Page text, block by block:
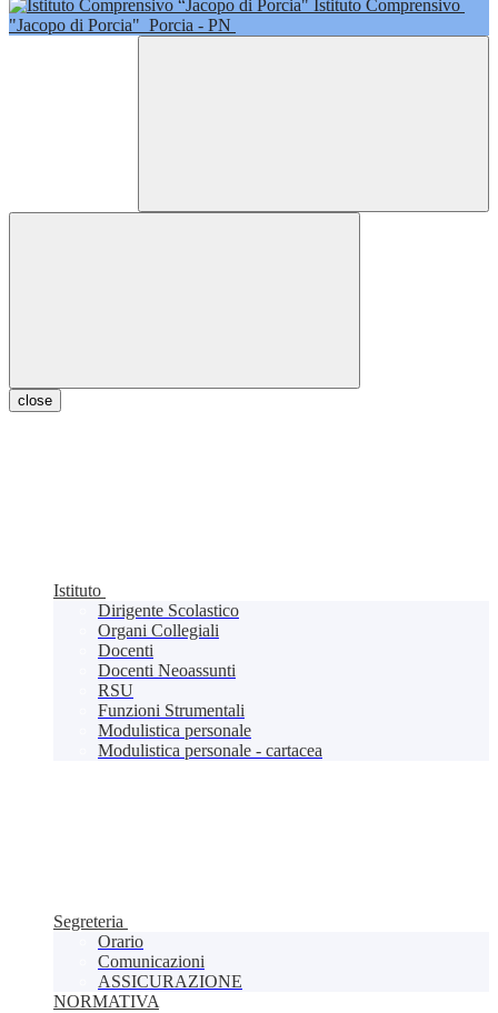
Istituto Comprensivo
"Jacopo di Porcia" Porcia - PN
close
Istituto
Dirigente Scolastico
Organi Collegiali
Docenti
Docenti Neoassunti
RSU
Funzioni Strumentali
Modulistica personale
Modulistica personale - cartacea
Segreteria
Orario
Comunicazioni
ASSICURAZIONE
NORMATIVA